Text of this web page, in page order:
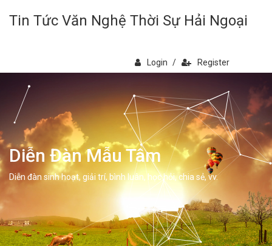
Tin Tức Văn Nghệ Thời Sự Hải Ngoại
Login / Register
Diễn Đàn Mẫu Tâm
Diễn đàn sinh hoạt, giải trí, bình luân, học hỏi, chia sẻ, vv.